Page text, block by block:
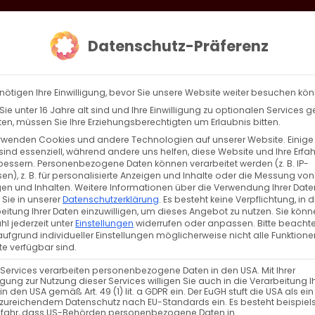
Zurück Vor
und die Geburt der Kirche
Datenschutz-Präferenz
Ihre Einwilligung, bevor Sie unsere Website weiter besuchen
unter 16 Jahre alt sind und Ihre Einwilligung zu optionalen Services
müssen Sie Ihre Erziehungsberechtigten um Erlaubnis bitten.
Cookies und andere Technologien auf unserer Website.
essenziell, während andere uns helfen, diese Website und Ihre
Personenbezogene Daten können verarbeitet werden (z. B. IP-
z. B. für personalisierte Anzeigen und Inhalte oder die Messung von
und Inhalten. Weitere Informationen über die Verwendung Ihrer
in unsererDatenschutzerklärung. Es besteht keine Verpflichtung, in
Ihrer Daten einzuwilligen, um dieses Angebot zu nutzen. Sie
jederzeit unterEinstellungen widerrufen oder anpassen. Bitte
individueller Einstellungen möglicherweise nicht alle
verfügbar sind.
verarbeiten personenbezogene Daten in den USA. Mit Ihrer
zur Nutzung dieser Services willigen Sie auch in die Verarbeitung
den USA gemäß Art. 49 (1) lit. a GDPR ein. Der EuGH stuft die USA als
Datenschutz nach EU-Standards ein. Es besteht
dass US-Behörden personenbezogene Daten in